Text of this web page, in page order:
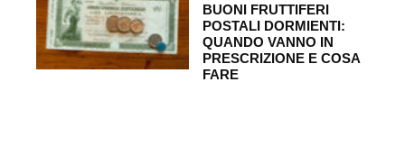
BUONI FRUTTIFERI
POSTALI DORMIENTI:
QUANDO VANNO IN
PRESCRIZIONE E COSA
FARE